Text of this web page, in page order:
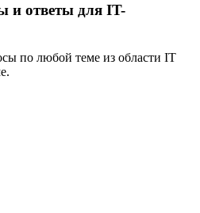
и ответы для IT-
по любой теме из области IT